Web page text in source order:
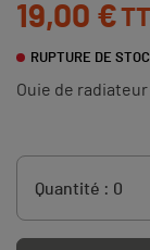
19,00 €
RUPTURE DE
Ouie de radiateur